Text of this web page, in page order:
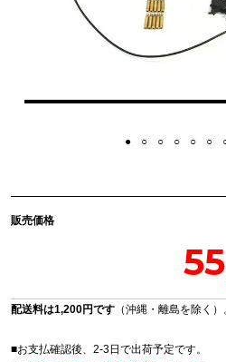
販売価格
配送料は1,200円です （沖縄・離島を除く）
■お支払確認後、2-3日で出荷予定です。